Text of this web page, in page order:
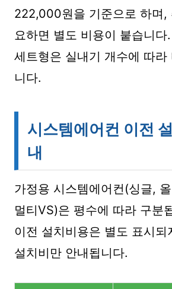
222,000원을 기준으로 하며,
요하면 별도 비용이 붙습니다.
세트형은 실내기 개수에 따라
니다.
시스템에어컨 이전
내
가정용 시스템에어컨(싱글,
멀티VS)은 평수에 따라 구분
이전 설치비용은 별도 표시되
설치비만 안내됩니다.